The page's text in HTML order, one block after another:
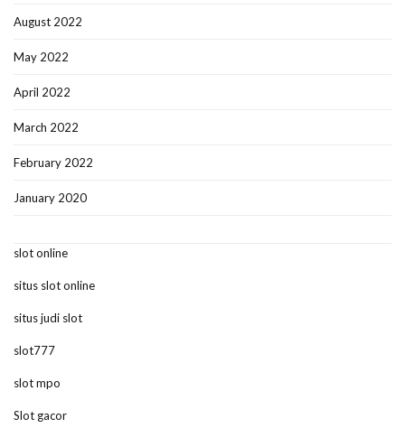
August 2022
May 2022
April 2022
March 2022
February 2022
January 2020
slot online
situs slot online
situs judi slot
slot777
slot mpo
Slot gacor